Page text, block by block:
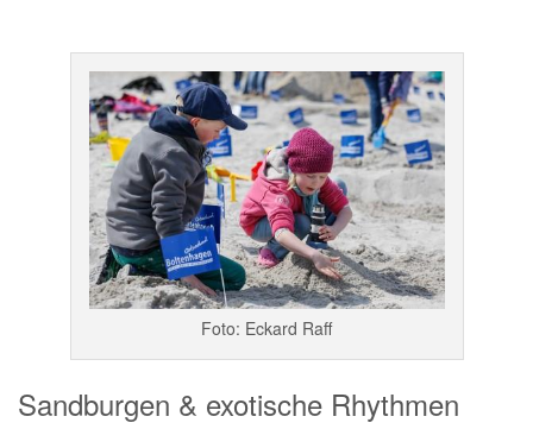
Foto: Eckard Raff
Sandburgen & exotische Rhythmen